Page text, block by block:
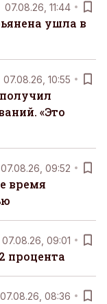
07.08.26, 11:44
ушла в
07.08.26, 10:55
«Это
07.08.26, 09:52
время
07.08.26, 09:01
процента
07.08.26, 08:36